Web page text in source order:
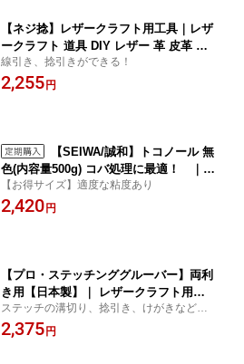
【ネジ捻】レザークラフト用工具｜レザ
ークラフト 道具 DIY レザー 革 皮革 手
作り ハンドメイド
線引き、捻引きができる！
2,255 円
【SEIWA/誠和】トコノール 無
色(内容量500g) コバ処理に最適！ ｜
レザークラフト レザー 革 工具 道具 手
縫い ハンドソーイング コバ仕上げ剤 コ
【お得サイズ】適度な粘度あり
2,420 円
【プロ・ステッチンググルーバー】両利
き用【日本製】｜ レザークラフト用工
具 レザー 革 工具 道具 手縫い ハンドソ
ーイング
ステッチの溝切り、捻引き、けがきなど多
機能！※別売りで替刃もあります。
2,375 円